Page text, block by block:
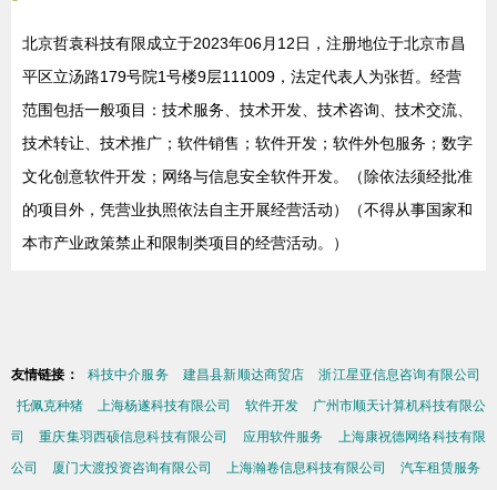
北京哲袁科技有限成立于2023年06月12日，注册地位于北京市昌
平区立汤路179号院1号楼9层111009，法定代表人为张哲。经营
范围包括一般项目：技术服务、技术开发、技术咨询、技术交流、
技术转让、技术推广；软件销售；软件开发；软件外包服务；数字
文化创意软件开发；网络与信息安全软件开发。（除依法须经批准
的项目外，凭营业执照依法自主开展经营活动）（不得从事国家和
本市产业政策禁止和限制类项目的经营活动。）
友情链接： 科技中介服务 建昌县新顺达商贸店
浙江星亚信息咨询有限公司
托佩克种猪
上海杨遂科技有限公司 软件开发
广州市顺天计算机科技有限公
司
重庆集羽西硕信息科技有限公司 应用软件服务
上海康祝德网络科技有限
公司
厦门大渡投资咨询有限公司 上海瀚卷信息科技有限公司
汽车租赁服务